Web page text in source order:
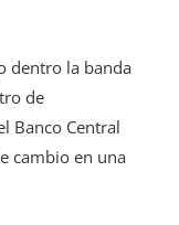
dentro la banda
de
Banco Central
cambio en una